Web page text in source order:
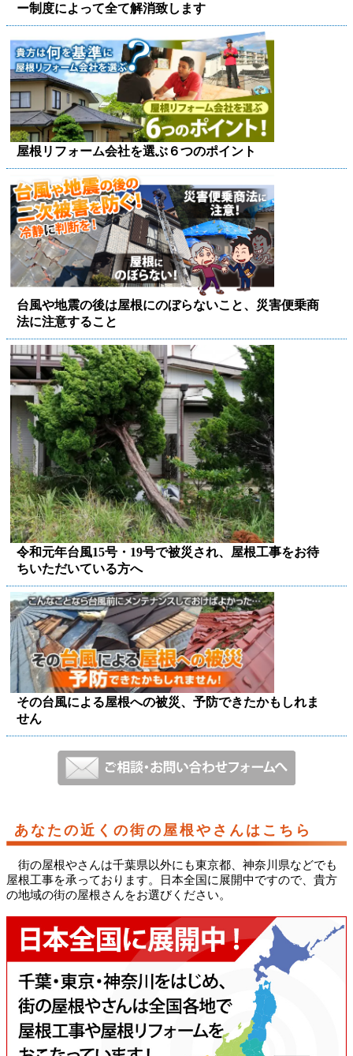
ー制度によって全て解消致します
屋根リフォーム会社を選ぶ６つのポイント
台風や地震の後は屋根にのぼらないこと、災害便乗商
法に注意すること
令和元年台風15号・19号で被災され、屋根工事をお待
ちいただいている方へ
その台風による屋根への被災、予防できたかもしれま
せん
あなたの近くの街の屋根やさんはこちら
街の屋根やさんは千葉県以外にも東京都、神奈川県などでも
屋根工事を承っております。日本全国に展開中ですので、貴方
の地域の街の屋根さんをお選びください。